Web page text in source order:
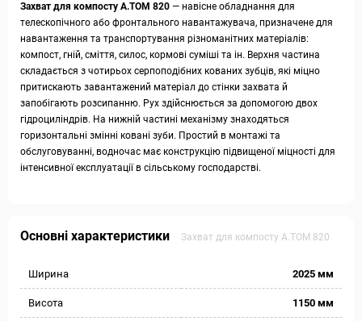
Захват для компосту А.ТОМ 820 — навісне обладнання для
телескопічного або фронтального навантажувача, призначене для
навантаження та транспортування різноманітних матеріалів:
компост, гній, сміття, силос, кормові суміші та ін. Верхня частина
складається з чотирьох серпоподібних кованих зубців, які міцно
притискають завантажений матеріал до стінки захвата й
запобігають розсипанню. Рух здійснюється за допомогою двох
гідроциліндрів. На нижній частині механізму знаходяться
горизонтальні змінні ковані зуби. Простий в монтажі та
обслуговуванні, водночас має конструкцію підвищеної міцності для
інтенсивної експлуатації в сільському господарстві.
Основні характеристики Захват для компосту А.ТОМ 820
Ширина 2025 мм
Висота 1150 мм